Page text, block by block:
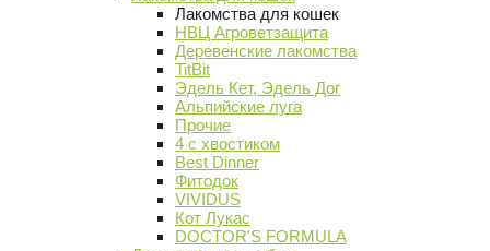
Лакомства для кошек
НВЦ Агроветзащита
Деревенские лакомства
TitBit
Эдель Кет, Эдель Дог
Альпийские луга
Прочие
4 с хвостиком
Best Dinner
Фитодок
VIVIDUS
Кот Лукас
DOCTOR'S FORMULA